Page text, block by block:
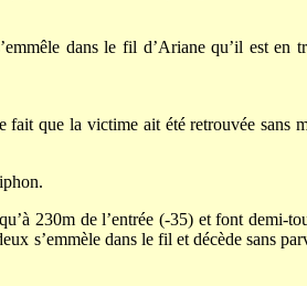
dans le fil d’Ariane qu’il est en
que la victime ait été retrouvée sans
230m de l’entrée (-35) et font demi-
s’emmèle dans le fil et décède sans